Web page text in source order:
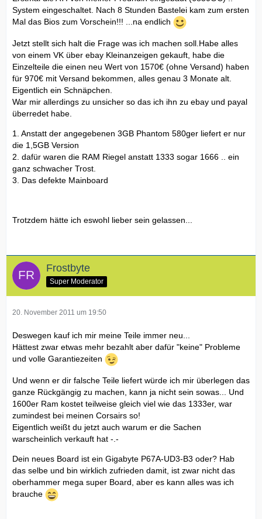
System eingeschaltet. Nach 8 Stunden Bastelei kam zum ersten
Mal das Bios zum Vorschein!!! ...na endlich
Jetzt stellt sich halt die Frage was ich machen soll.Habe alles
von einem VK über ebay Kleinanzeigen gekauft, habe die
Einzelteile die einen neu Wert von 1570€ (ohne Versand) haben
für 970€ mit Versand bekommen, alles genau 3 Monate alt.
Eigentlich ein Schnäpchen.
War mir allerdings zu unsicher so das ich ihn zu ebay und payal
überredet habe.
1. Anstatt der angegebenen 3GB Phantom 580ger liefert er nur
die 1,5GB Version
2. dafür waren die RAM Riegel anstatt 1333 sogar 1666 .. ein
ganz schwacher Trost.
3. Das defekte Mainboard
Trotzdem hätte ich eswohl lieber sein gelassen...
Frostbyte
Super Moderator
20. November 2011 um 19:50
Deswegen kauf ich mir meine Teile immer neu...
Hättest zwar etwas mehr bezahlt aber dafür "keine" Probleme
und volle Garantiezeiten
Und wenn er dir falsche Teile liefert würde ich mir überlegen das
ganze Rückgängig zu machen, kann ja nicht sein sowas... Und
1600er Ram kostet teilweise gleich viel wie das 1333er, war
zumindest bei meinen Corsairs so!
Eigentlich weißt du jetzt auch warum er die Sachen
warscheinlich verkauft hat -.-
Dein neues Board ist ein Gigabyte P67A-UD3-B3 oder? Hab
das selbe und bin wirklich zufrieden damit, ist zwar nicht das
oberhammer mega super Board, aber es kann alles was ich
brauche